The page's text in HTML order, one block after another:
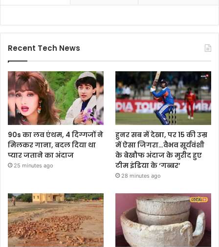
Recent Tech News
90s का लव एंथम, 4 दिग्गजों ने
मिलकर गाना, बदल दिया था
प्यार जताने का अंदाज
25 minutes ago
हुनर सब में देखा, पर 15 की उम्र
में ऐसा जिगरा…वैभव सूर्यवंशी
के बेखौफ अंदाज के मुरीद हुए
टीम इंडिया के ‘गब्बर’
28 minutes ago